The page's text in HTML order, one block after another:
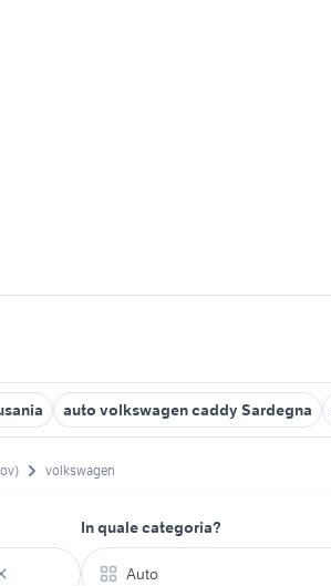
auto volkswagen caddy Sardegna
volkswagen
In quale categoria?
Auto